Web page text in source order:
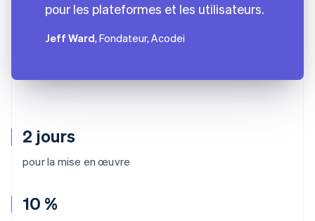
2 jours
pour la mise en œuvre
10 %
pour les plateformes et les utilisateurs.
Jeff Ward, Fondateur, Acodei